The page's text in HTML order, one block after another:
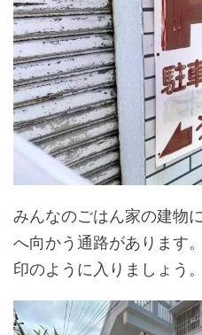
みんなのごはん家の建物
へ向かう通路があります
印のように入りましょう。